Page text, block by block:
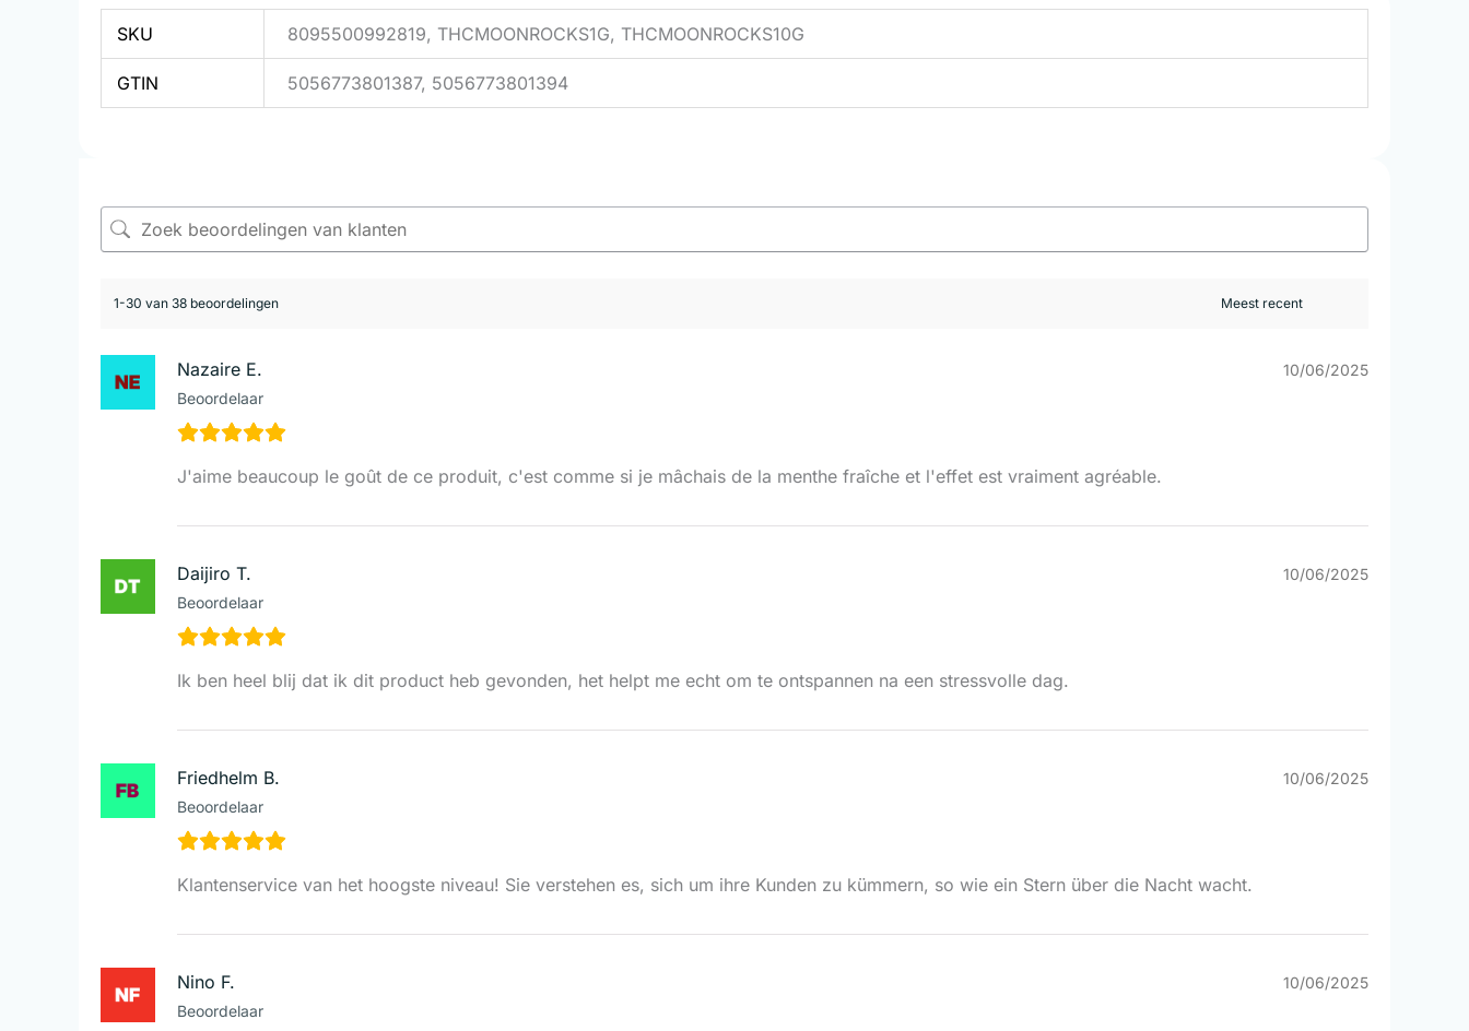
SKU 8095500992819, THCMOONROCKS1G, THCMOONROCKS10G
GTIN 5056773801387, 5056773801394
1-30 van 38 beoordelingen
Nazaire E.
Beoordelaar
10/06/2025
J'aime beaucoup le goût de ce produit, c'est comme si je mâchais de la menthe fraîche et l'effet est vraiment agréable.
Daijiro T.
Beoordelaar
10/06/2025
Ik ben heel blij dat ik dit product heb gevonden, het helpt me echt om te ontspannen na een stressvolle dag.
Friedhelm B.
Beoordelaar
10/06/2025
Klantenservice van het hoogste niveau! Sie verstehen es, sich um ihre Kunden zu kümmern, so wie ein Stern über die Nacht wacht.
Nino F.
Beoordelaar
10/06/2025